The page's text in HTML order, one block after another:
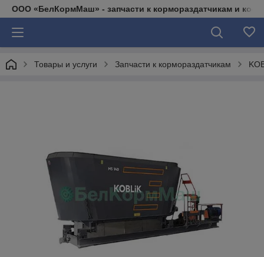
ООО «БелКормМаш» - запчасти к кормораздатчикам и
Товары и услуги Запчасти к кормораздатчикам